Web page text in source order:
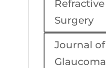
Refractive
Surgery
Journal of
Glaucoma